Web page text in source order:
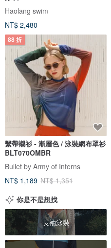
Haolang swim
NT$ 2,480
88 折
繫帶襯衫 - 漸層色 / 泳裝網布罩衫
BLT070OMBR
Bullet by Army of Interns
NT$ 1,189 NT$ 1,351
你是不是想找
長袖泳裝